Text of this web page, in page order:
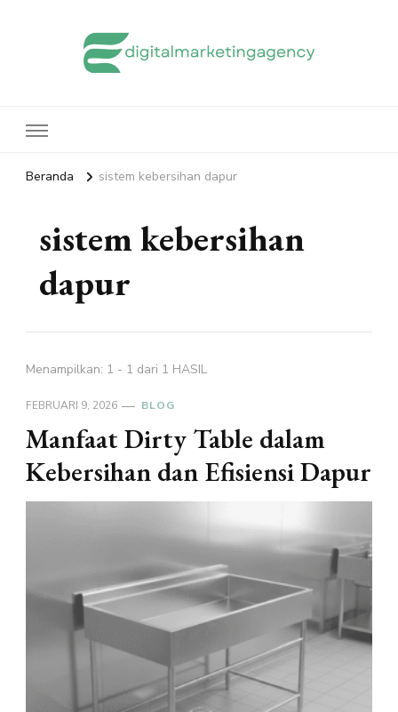
Beranda sistem kebersihan dapur
sistem kebersihan
dapur
Menampilkan: 1 - 1 dari 1 HASIL
FEBRUARI 9, 2026 BLOG
Manfaat Dirty Table dalam
Kebersihan dan Efisiensi Dapur